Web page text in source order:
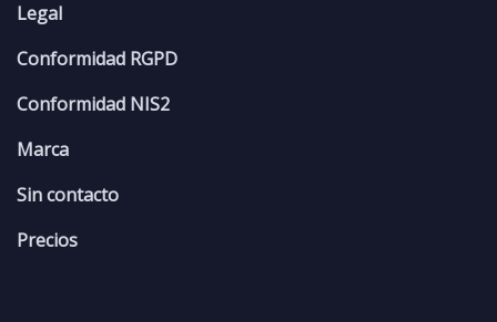
Legal
Conformidad RGPD
Conformidad NIS2
Marca
Sin contacto
Precios